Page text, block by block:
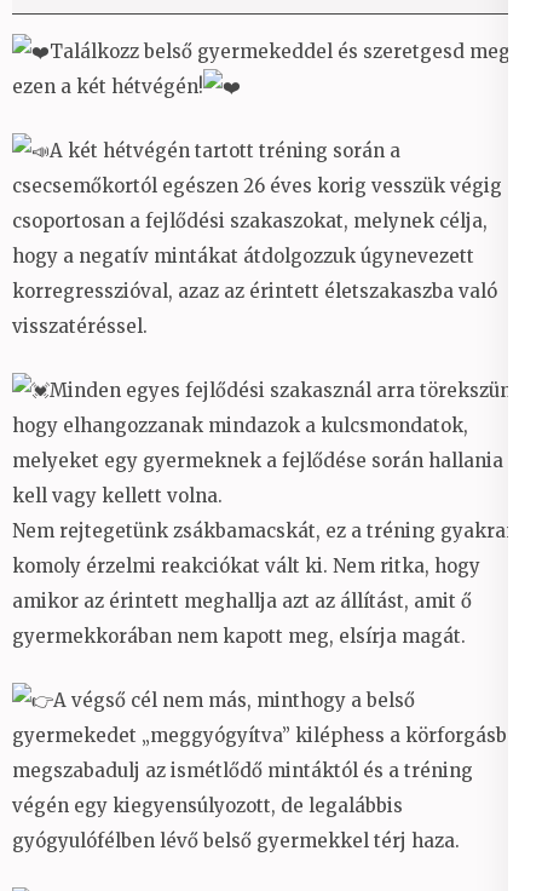
Találkozz belső gyermekeddel és szeretgesd meg
ezen a két hétvégén!
A két hétvégén tartott tréning során a
csecsemőkortól egészen 26 éves korig vesszük végig
csoportosan a fejlődési szakaszokat, melynek célja,
hogy a negatív mintákat átdolgozzuk úgynevezett
korregresszióval, azaz az érintett életszakaszba való
visszatéréssel.
Minden egyes fejlődési szakasznál arra törekszünk,
hogy elhangozzanak mindazok a kulcsmondatok,
melyeket egy gyermeknek a fejlődése során hallania
kell vagy kellett volna.
Nem rejtegetünk zsákbamacskát, ez a tréning gyakran
komoly érzelmi reakciókat vált ki. Nem ritka, hogy
amikor az érintett meghallja azt az állítást, amit ő
gyermekkorában nem kapott meg, elsírja magát.
A végső cél nem más, minthogy a belső
gyermekedet „meggyógyítva” kiléphess a körforgásból,
megszabadulj az ismétlődő mintáktól és a tréning
végén egy kiegyensúlyozott, de legalábbis
gyógyulófélben lévő belső gyermekkel térj haza.